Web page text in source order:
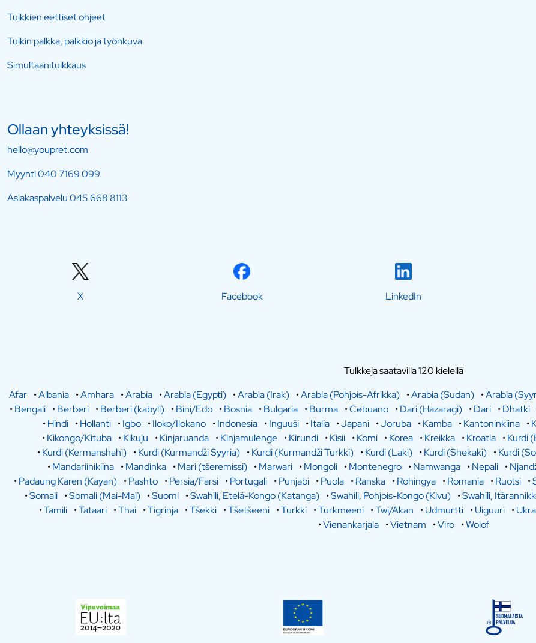
Tulkkien eettiset ohjeet
Tulkin palkka, palkkio ja työnkuva
Simultaanitulkkaus
Ollaan yhteyksissä!
hello@youpret.com
Myynti040 7169 099
Asiakaspalvelu045 668 8113
X Facebook LinkedIn
Tulkkeja saatavilla 120 kielellä
Afar •Albania •Amhara •Arabia •Arabia (Egypti) •Arabia (Irak) •Arabia (Pohjois-Afrikka) •Arabia (Sudan) •Arabia
•Bengali •Berberi •Berberi (kabyli) •Bini/Edo •Bosnia •Bulgaria •Burma •Cebuano •Dari (Hazaragi) •Dari •Dhatki
•Hindi •Hollanti •Igbo •Iloko/Ilokano •Indonesia •Inguuši •Italia •Japani •Joruba •Kamba •Kantoninkiina •
•Kikongo/Kituba •Kikuju •Kinjaruanda •Kinjamulenge •Kirundi •Kisii •Komi •Korea •Kreikka •Kroatia •Kurdi
•Kurdi (Kermanshahi) •Kurdi (Kurmandži Syyria) •Kurdi (Kurmandži Turkki) •Kurdi (Laki) •Kurdi (Shekaki) •Kurdi
•Mandariinikiina •Mandinka •Mari (tšeremissi) •Marwari •Mongoli •Montenegro •Namwanga •Nepali •
•Padaung Karen (Kayan) •Pashto •Persia/Farsi •Portugali •Punjabi •Puola •Ranska •Rohingya •Romania •Ruotsi •
•Somali •Somali (Mai-Mai) •Suomi •Swahili, Etelä-Kongo (Katanga) •Swahili, Pohjois-Kongo (Kivu) •Swahili,
•Tamili •Tataari •Thai •Tigrinja •Tšekki •Tšetšeeni •Turkki •Turkmeeni •Twi/Akan •Udmurtti •Uiguuri •
•Vienankarjala •Vietnam •Viro •Wolof